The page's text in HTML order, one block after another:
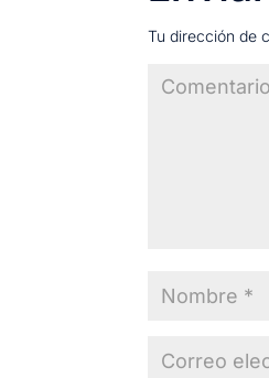
Tu dirección de